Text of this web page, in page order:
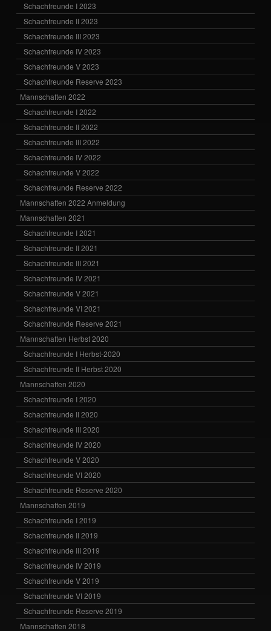
Schachfreunde I 2023
Schachfreunde II 2023
Schachfreunde III 2023
Schachfreunde IV 2023
Schachfreunde V 2023
Schachfreunde Reserve 2023
Mannschaften 2022
Schachfreunde I 2022
Schachfreunde II 2022
Schachfreunde III 2022
Schachfreunde IV 2022
Schachfreunde V 2022
Schachfreunde Reserve 2022
Mannschaften 2022 Anmeldung
Mannschaften 2021
Schachfreunde I 2021
Schachfreunde II 2021
Schachfreunde III 2021
Schachfreunde IV 2021
Schachfreunde V 2021
Schachfreunde VI 2021
Schachfreunde Reserve 2021
Mannschaften Herbst 2020
Schachfreunde I Herbst-2020
Schachfreunde II Herbst 2020
Mannschaften 2020
Schachfreunde I 2020
Schachfreunde II 2020
Schachfreunde III 2020
Schachfreunde IV 2020
Schachfreunde V 2020
Schachfreunde VI 2020
Schachfreunde Reserve 2020
Mannschaften 2019
Schachfreunde I 2019
Schachfreunde II 2019
Schachfreunde III 2019
Schachfreunde IV 2019
Schachfreunde V 2019
Schachfreunde VI 2019
Schachfreunde Reserve 2019
Mannschaften 2018